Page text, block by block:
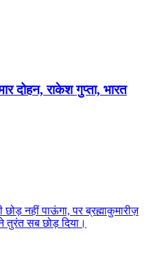
दोहन, राकेश गुप्ता, भारत
नहीं पाऊंगा, पर ब्रह्माकुमारीज़
सब छोड़ दिया।